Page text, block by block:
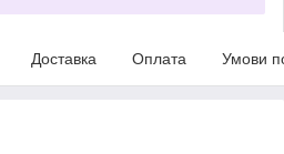
Доставка Оплата Умови